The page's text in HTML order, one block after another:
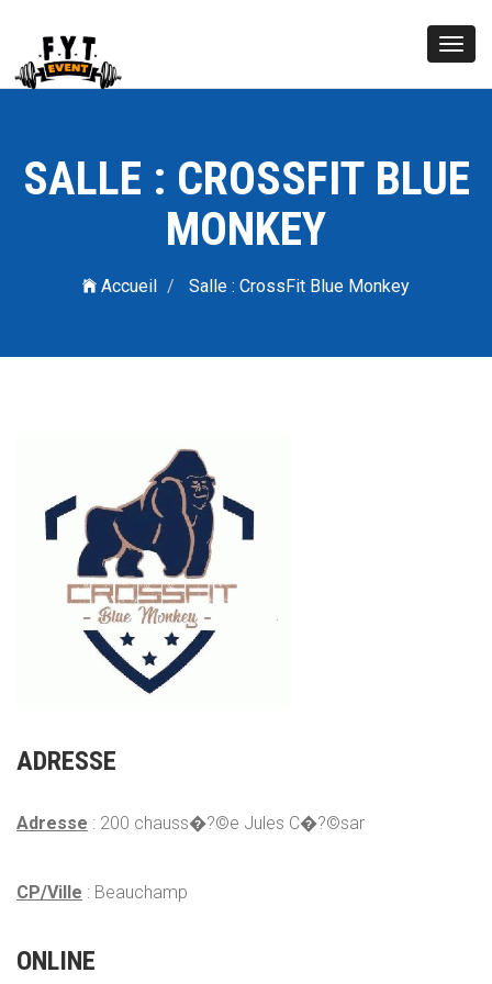
SALLE : CROSSFIT BLUE
MONKEY
Accueil Salle : CrossFit Blue Monkey
ADRESSE
Adresse : 200 chauss�?©e Jules C�?©sar
CP/Ville : Beauchamp
ONLINE